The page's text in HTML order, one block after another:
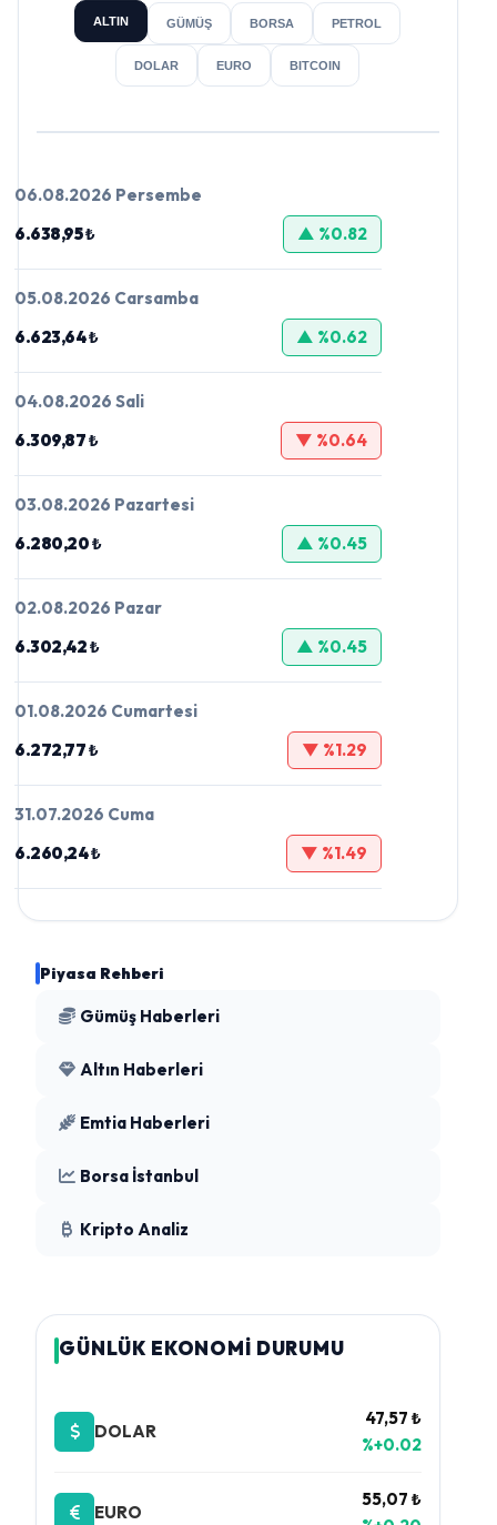
ALTIN GÜMÜŞ BORSA PETROL
DOLAR EURO BITCOIN
06.08.2026 Persembe
6.638,95 ₺
▲ %0.82
05.08.2026 Carsamba
6.623,64 ₺
▲ %0.62
04.08.2026 Sali
6.309,87 ₺
▼ %0.64
03.08.2026 Pazartesi
6.280,20 ₺
▲ %0.45
02.08.2026 Pazar
6.302,42 ₺
▲ %0.45
01.08.2026 Cumartesi
6.272,77 ₺
▼ %1.29
31.07.2026 Cuma
6.260,24 ₺
▼ %1.49
Piyasa Rehberi
Gümüş Haberleri
Altın Haberleri
Emtia Haberleri
Borsa İstanbul
Kripto Analiz
GÜNLÜK EKONOMİ DURUMU
DOLAR
47,57 ₺
%+0.02
EURO
55,07 ₺